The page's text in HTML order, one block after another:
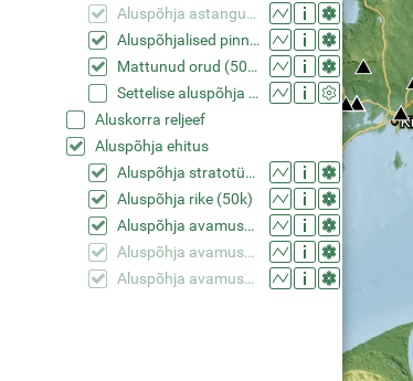
Aluspõhja astangud (50k)
Aluspõhjalised pinnavormid (50k)
Mattunud orud (50k)
Settelise aluspõhja reljeef (50x50m võrkmudel)
Aluskorra reljeef
Aluspõhja ehitus
Aluspõhja stratotüüp
Aluspõhja rike (50k)
Aluspõhja avamused (50k generaliseeritud ladestud)
Aluspõhja avamused (50k generaliseeritud ladestikud)
Aluspõhja avamused (50k)